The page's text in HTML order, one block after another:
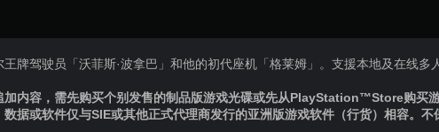
牌驾驶员「沃菲斯·波拿巴」和他的初代座机「格莱姆」。支援本地及在线多
加内容，需先购买个别发售的制品版游戏光碟或先从PlayStation™Store购买游
数据或软件仅与SIE或其他正式代理商发行的亚洲版游戏软件（行货）相容。